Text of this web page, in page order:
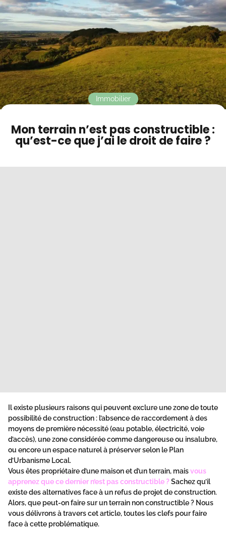
Contact
Mode sombre
Mon terrain n’est pas constructible :
qu’est-ce que j’ai le droit de faire ?
Immobilier
Il existe plusieurs raisons qui peuvent exclure une zone de toute
possibilité de construction : l’absence de raccordement à des
moyens de première nécessité (eau potable, électricité, voie
d’accès), une zone considérée comme dangereuse ou insalubre,
ou encore un espace naturel à préserver selon le Plan
d’Urbanisme Local.
Vous êtes propriétaire d’une maison et d’un terrain, maisvous
apprenez que ce dernier n’est pas constructible ?Sachez qu’il
existe des alternatives face à un refus de projet de construction.
Alors,que peut-on faire sur un terrain non constructible ? Nous
vous délivrons à travers cet article, toutes les clefs pour faire
face à cette problématique.